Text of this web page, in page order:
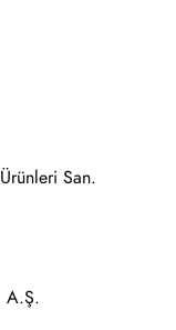
San.
A.Ş.